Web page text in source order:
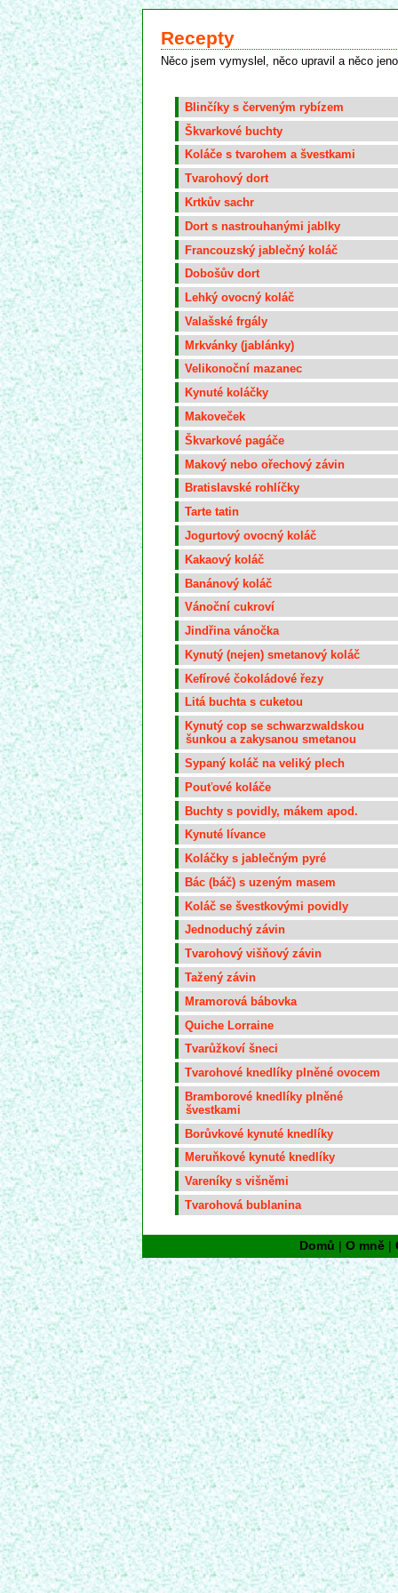
Recepty
Něco jsem vymyslel, něco upravil a něco
Blinčíky s červeným rybízem
Škvarkové buchty
Koláče s tvarohem a švestkami
Tvarohový dort
Krtkův sachr
Dort s nastrouhanými jablky
Francouzský jablečný koláč
Dobošův dort
Lehký ovocný koláč
Valašské frgály
Mrkvánky (jablánky)
Velikonoční mazanec
Kynuté koláčky
Makoveček
Škvarkové pagáče
Makový nebo ořechový závin
Bratislavské rohlíčky
Tarte tatin
Jogurtový ovocný koláč
Kakaový koláč
Banánový koláč
Vánoční cukroví
Jindřina vánočka
Kynutý (nejen) smetanový koláč
Kefírové čokoládové řezy
Litá buchta s cuketou
Kynutý cop se schwarzwaldskou
šunkou a zakysanou smetanou
Sypaný koláč na veliký plech
Pouťové koláče
Buchty s povidly, mákem apod.
Kynuté lívance
Koláčky s jablečným pyré
Bác (báč) s uzeným masem
Koláč se švestkovými povidly
Jednoduchý závin
Tvarohový višňový závin
Tažený závin
Mramorová bábovka
Quiche Lorraine
Tvarůžkoví šneci
Tvarohové knedlíky plněné ovocem
Bramborové knedlíky plněné
švestkami
Borůvkové kynuté knedlíky
Meruňkové kynuté knedlíky
Vareníky s višněmi
Tvarohová bublanina
Domů O mně